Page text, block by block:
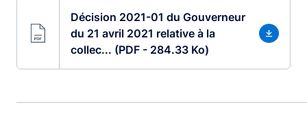
Décision 2021-01 du Gouverneur
du 21 avril 2021 relative à la
collec... (PDF - 284.33 Ko)